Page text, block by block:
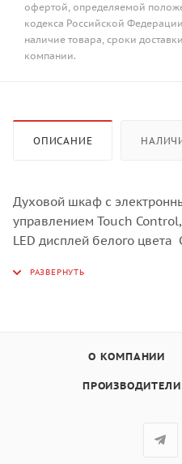
офертой, определяемой
кодекса Российской
наличие товара, сроки
компании.
ОПИСАНИЕ
Духовой шкаф с
управлением Touch Control,
LED дисплей белого цвета
работы,
Автоматическое
противень, Хромированная
О КОМПАНИИ
ПРОИЗВОДИТЕЛИ